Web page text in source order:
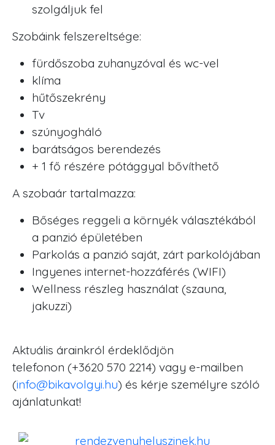
szolgáljuk fel
Szobáink felszereltsége:
fürdőszoba zuhanyzóval és wc-vel
klíma
hűtőszekrény
Tv
szúnyogháló
barátságos berendezés
+ 1 fő részére pótággyal bővíthető
A szobaár tartalmazza:
Bőséges reggeli a környék választékából
a panzió épületében
Parkolás a panzió saját, zárt parkolójában
Ingyenes internet-hozzáférés (WIFI)
Wellness részleg használat (szauna,
jakuzzi)
Aktuális árainkról érdeklődjön
telefonon (+3620 570 2214) vagy e-mailben
(info@bikavolgyi.hu) és kérje személyre szóló
ajánlatunkat!